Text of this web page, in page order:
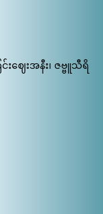
းဈေးအနီး၊ ဇဗ္ဗူသီရိ